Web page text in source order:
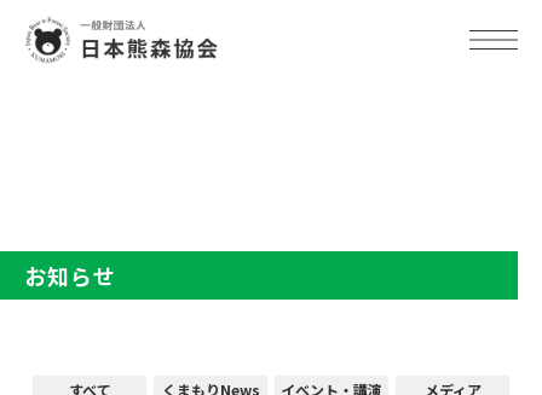
お知らせ
すべて くまもりNews イベント・講演
メディア